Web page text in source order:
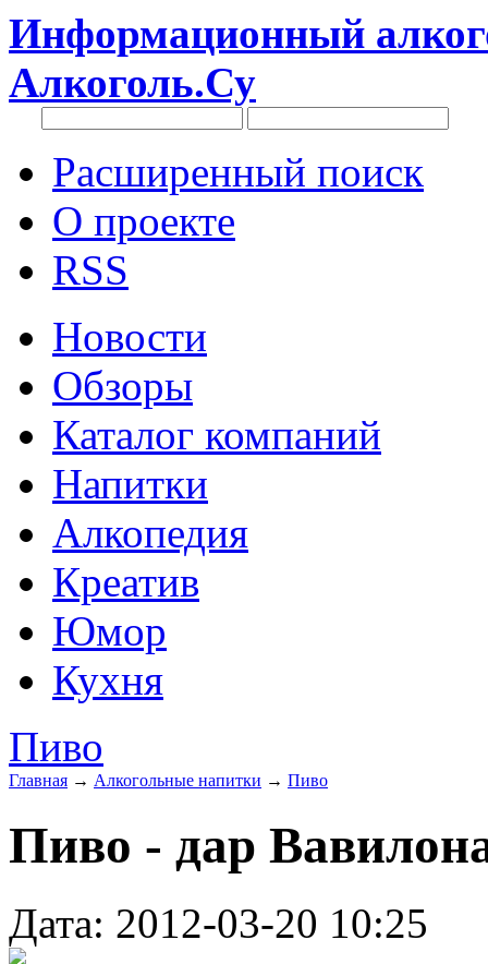
Информационный
Алкоголь.Су
Расширенный поиск
О проекте
RSS
Новости
Обзоры
Каталог компаний
Напитки
Алкопедия
Креатив
Юмор
Кухня
Пиво
Главная → Алкогольные напитки → Пиво
Пиво - дар
Дата: 2012-03-20 10:25